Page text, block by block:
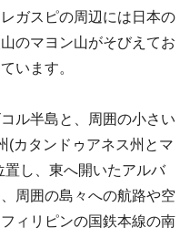
ガスピの周辺には日本の
のマヨン山がそびえてお
います。
ル半島と、周囲の小さい
(カタンドゥアネス州とマ
置し、東へ開いたアルバ
周囲の島々への航路や空
ィリピンの国鉄本線の南